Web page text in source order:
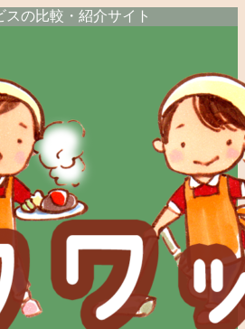
の比較・紹介サイト